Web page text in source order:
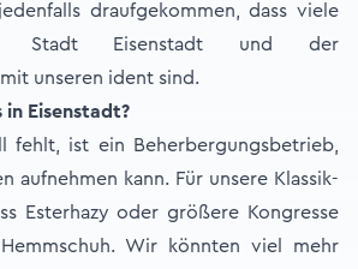
draufgekommen, dass viele
Stadt Eisenstadt und der
unseren ident sind.
Eisenstadt?
fehlt, ist ein Beherbergungsbetrieb,
aufnehmen kann. Für unsere Klassik-
Esterhazy oder größere Kongresse
Wir könnten viel mehr